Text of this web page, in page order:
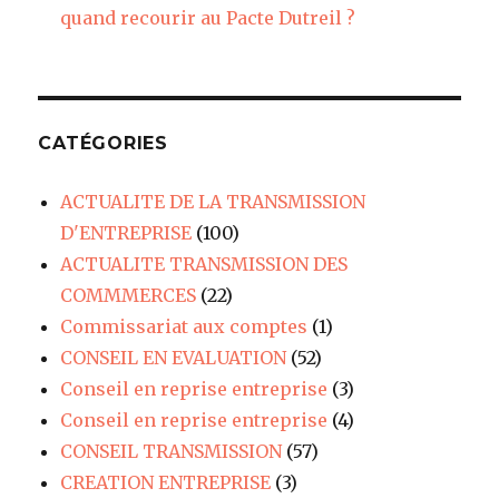
quand recourir au Pacte Dutreil ?
CATÉGORIES
ACTUALITE DE LA TRANSMISSION
D'ENTREPRISE (100)
ACTUALITE TRANSMISSION DES
COMMMERCES (22)
Commissariat aux comptes (1)
CONSEIL EN EVALUATION(52)
Conseil en reprise entreprise (3)
Conseil en reprise entreprise (4)
CONSEIL TRANSMISSION(57)
CREATION ENTREPRISE (3)